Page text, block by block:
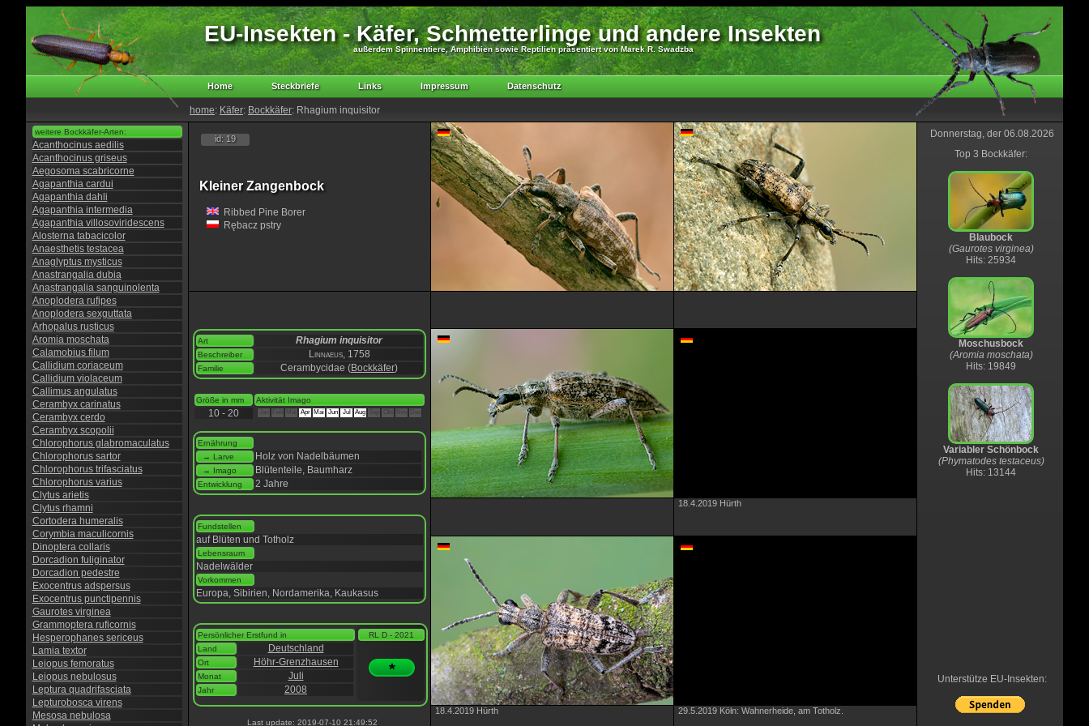
EU-Insekten - Käfer, Schmetterlinge und andere Insekten
außerdem Spinnentiere, Amphibien sowie Reptilien präsentiert von Marek R. Swadzba
Home Steckbriefe Links Impressum Datenschutz
home: Käfer: Bockkäfer: Rhagium inquisitor
weitere Bockkäfer-Arten:
Acanthocinus aedilis
Acanthocinus griseus
Aegosoma scabricorne
Agapanthia cardui
Agapanthia dahli
Agapanthia intermedia
Agapanthia villosoviridescens
Alosterna tabacicolor
Anaesthetis testacea
Anaglyptus mysticus
Anastrangalia dubia
Anastrangalia sanguinolenta
Anoplodera rufipes
Anoplodera sexguttata
Arhopalus rusticus
Aromia moschata
Calamobius filum
Callidium coriaceum
Callidium violaceum
Callimus angulatus
Cerambyx carinatus
Cerambyx cerdo
Cerambyx scopolii
Chlorophorus glabromaculatus
Chlorophorus sartor
Chlorophorus trifasciatus
Chlorophorus varius
Clytus arietis
Clytus rhamni
Cortodera humeralis
Corymbia maculicornis
Dinoptera collaris
Dorcadion fuliginator
Dorcadion pedestre
Exocentrus adspersus
Exocentrus punctipennis
Gaurotes virginea
Grammoptera ruficornis
Hesperophanes sericeus
Lamia textor
Leiopus femoratus
Leiopus nebulosus
Leptura quadrifasciata
Lepturobosca virens
Mesosa nebulosa
id: 19
Kleiner Zangenbock
Ribbed Pine Borer
Rębacz pstry
Art Rhagium inquisitor
Beschreiber Linnaeus, 1758
Familie Cerambycidae (Bockkäfer)
Größe in mm Aktivität Imago
10 - 20 Apr Mai Jun Jul Aug
Ernährung
→ Larve
Holz von Nadelbäumen
→ Imago Blütenteile, Baumharz
Entwicklung 2 Jahre
Fundstellen
auf Blüten und Totholz
Lebensraum
Nadelwälder
Vorkommen
Europa, Sibirien, Nordamerika, Kaukasus
Persönlicher Erstfund in
Land
Deutschland
Ort Höhr-Grenzhausen
Monat Juli
Jahr 2008
RL D - 2021
*
Last update: 2019-07-10 21:49:52
18.4.2019 Hürth
18.4.2019 Hürth
29.5.2019 Köln: Wahnerheide, am Totholz.
Donnerstag, der 06.08.2026
Top 3 Bockkäfer:
Blaubock
(Gaurotes virginea)
Hits: 25934
Moschusbock
(Aromia moschata)
Hits: 19849
Variabler Schönbock
(Phymatodes testaceus)
Hits: 13144
Unterstütze EU-Insekten: